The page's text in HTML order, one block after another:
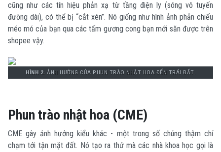
cũng như các tín hiệu phản xạ từ tầng điện ly (sóng vô tuyến
đường dài), có thể bị “cắt xén”. Nó giống như hình ảnh phản chiếu
méo mó của bạn qua các tấm gương cong bạn mới săn được trên
shopee vậy.
HÌNH 2. ẢNH HƯỞNG CỦA PHUN TRÀO NHẬT HOA ĐẾN TRÁI ĐẤT.
Phun trào nhật hoa (CME)
CME gây ảnh hưởng kiểu khác - một trong số chúng thậm chí
chạm tới tận mặt đất. Nó tạo ra thứ mà các nhà khoa học gọi là